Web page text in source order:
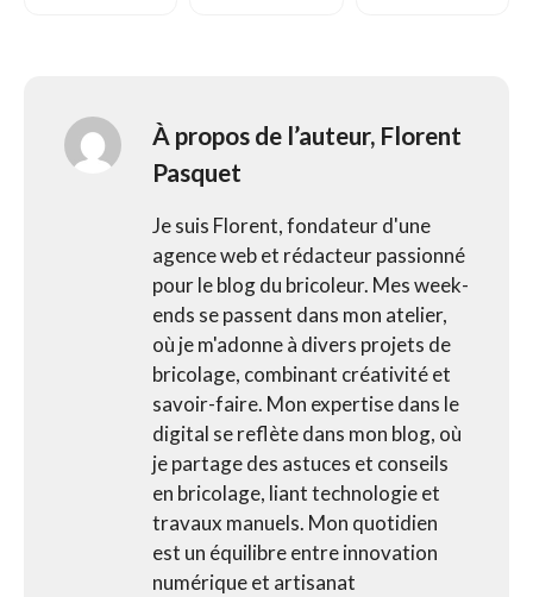
À propos de l’auteur, Florent
Pasquet
Je suis Florent, fondateur d'une
agence web et rédacteur passionné
pour le blog du bricoleur. Mes week-
ends se passent dans mon atelier,
où je m'adonne à divers projets de
bricolage, combinant créativité et
savoir-faire. Mon expertise dans le
digital se reflète dans mon blog, où
je partage des astuces et conseils
en bricolage, liant technologie et
travaux manuels. Mon quotidien
est un équilibre entre innovation
numérique et artisanat